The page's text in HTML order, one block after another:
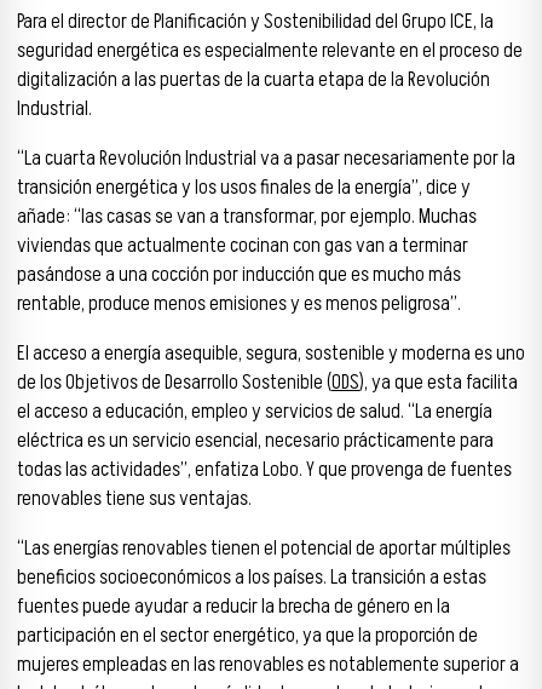
Para el director de Planificación y Sostenibilidad del Grupo ICE, la
seguridad energética es especialmente relevante en el proceso de
digitalización a las puertas de la cuarta etapa de la Revolución
Industrial.
“La cuarta Revolución Industrial va a pasar necesariamente por la
transición energética y los usos finales de la energía”, dice y
añade: “las casas se van a transformar, por ejemplo. Muchas
viviendas que actualmente cocinan con gas van a terminar
pasándose a una cocción por inducción que es mucho más
rentable, produce menos emisiones y es menos peligrosa”.
El acceso a energía asequible, segura, sostenible y moderna es uno
de los Objetivos de Desarrollo Sostenible (ODS), ya que esta facilita
el acceso a educación, empleo y servicios de salud. “La energía
eléctrica es un servicio esencial, necesario prácticamente para
todas las actividades”, enfatiza Lobo. Y que provenga de fuentes
renovables tiene sus ventajas.
“Las energías renovables tienen el potencial de aportar múltiples
beneficios socioeconómicos a los países. La transición a estas
fuentes puede ayudar a reducir la brecha de género en la
participación en el sector energético, ya que la proporción de
mujeres empleadas en las renovables es notablemente superior a